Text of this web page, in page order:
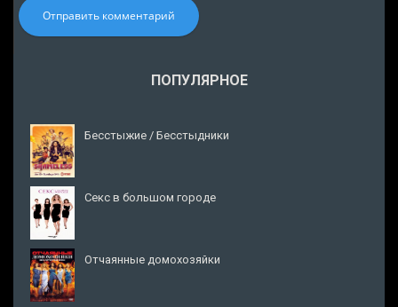
Отправить комментарий
ПОПУЛЯРНОЕ
Бесстыжие / Бесстыдники
Секс в большом городе
Отчаянные домохозяйки